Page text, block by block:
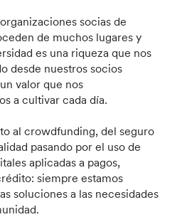
socias de
de muchos lugares y
es una riqueza que nos
desde nuestros socios
valor que nos
a cultivar cada día.
al crowdfunding, del seguro
pasando por el uso de
aplicadas a pagos,
siempre estamos
soluciones a las necesidades